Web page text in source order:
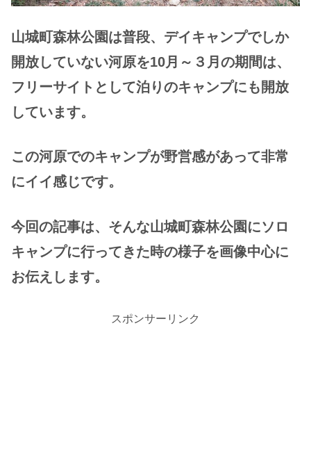
山城町森林公園は普段、デイキャンプでしか
開放していない河原を10月～３月の期間は、
フリーサイトとして泊りのキャンプにも開放
しています。
この河原でのキャンプが野営感があって非常
にイイ感じです。
今回の記事は、そんな山城町森林公園にソロ
キャンプに行ってきた時の様子を画像中心に
お伝えします。
スポンサーリンク